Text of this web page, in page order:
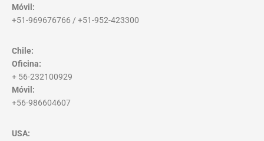
Móvil:
+51-969676766 / +51-952-423300
Chile:
Oficina:
+ 56-232100929
Móvil:
+56-986604607
USA: